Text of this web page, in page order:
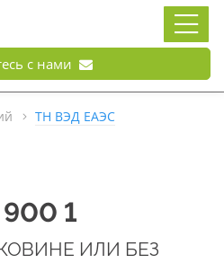
с нами
ТН ВЭД ЕАЭС
1
ИЛИ БЕЗ